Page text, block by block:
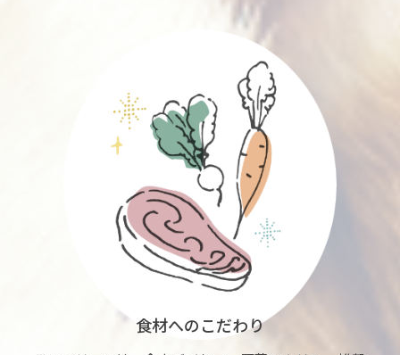
食材へのこだわり